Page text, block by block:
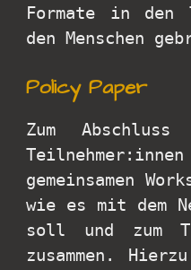
Formate in den
den Menschen
Policy Paper
Zum
gemeinsamen
wie es mit dem
soll und zum
zusammen.